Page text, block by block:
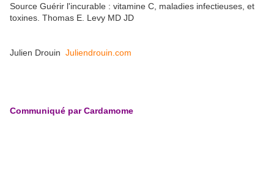
Source Guérir l'incurable : vitamine C, maladies infectieuses, et
toxines. Thomas E. Levy MD JD
Julien Drouin Juliendrouin.com
Communiqué par Cardamome